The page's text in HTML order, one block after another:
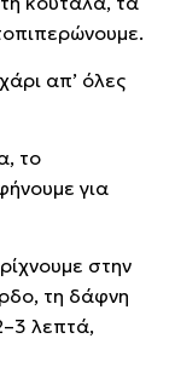
απ’ όλες
το
για
στην
τη δάφνη
λεπτά,